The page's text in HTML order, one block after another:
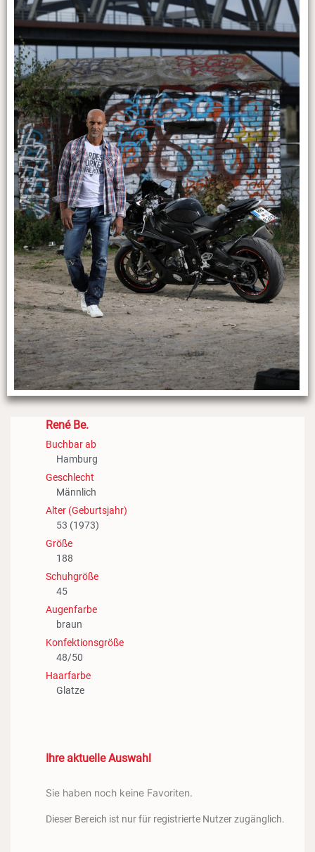
René Be.
Buchbar ab
Hamburg
Geschlecht
Männlich
Alter (Geburtsjahr)
53 (1973)
Größe
188
Schuhgröße
45
Augenfarbe
braun
Konfektionsgröße
48/50
Haarfarbe
Glatze
Ihre aktuelle Auswahl
Sie haben noch keine Favoriten.
Dieser Bereich ist nur für registrierte Nutzer zugänglich.